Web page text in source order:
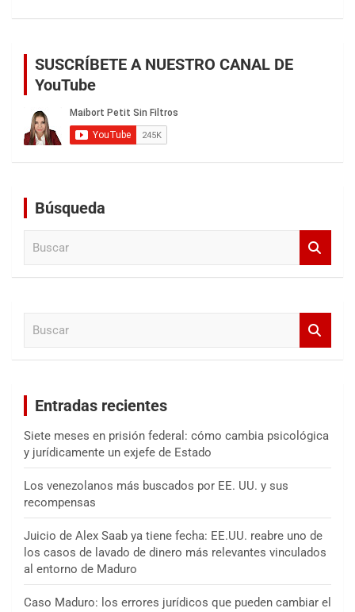
SUSCRÍBETE A NUESTRO CANAL DE
YouTube
Búsqueda
Entradas recientes
Siete meses en prisión federal: cómo cambia psicológica
y jurídicamente un exjefe de Estado
Los venezolanos más buscados por EE. UU. y sus
recompensas
Juicio de Alex Saab ya tiene fecha: EE.UU. reabre uno de
los casos de lavado de dinero más relevantes vinculados
al entorno de Maduro
Caso Maduro: los errores jurídicos que pueden cambiar el